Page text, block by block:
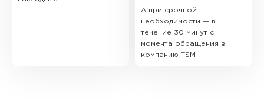
А при срочной
необходимости — в
течение 30 минут с
момента обращения в
компанию TSM